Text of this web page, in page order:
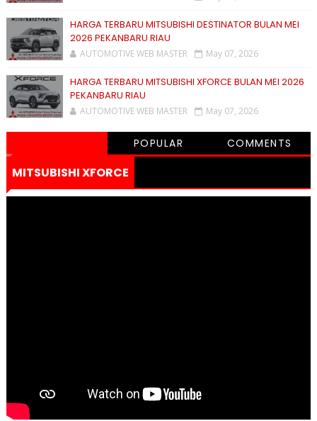
HARGA TERBARU MITSUBISHI DESTINATOR BULAN MEI
2026 PEKANBARU RIAU
AUTOMOTIVE WEB MASTER May 07, 2026
HARGA TERBARU MITSUBISHI XFORCE BULAN MEI 2026
PEKANBARU RIAU
AUTOMOTIVE WEB MASTER May 07, 2026
POPULAR COMMENTS
MITSUBISHI XFORCE